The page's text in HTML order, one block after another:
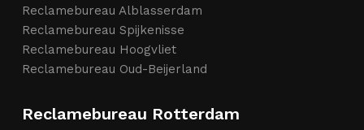
Reclamebureau Alblasserdam
Reclamebureau Spijkenisse
Reclamebureau Hoogvliet
Reclamebureau Oud-Beijerland
Reclamebureau Rotterdam